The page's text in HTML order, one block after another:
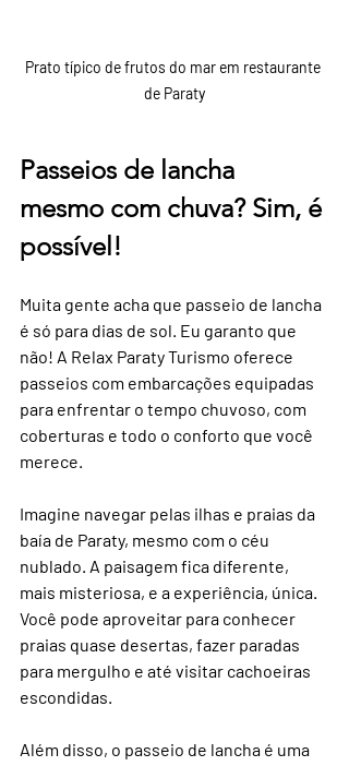
Prato típico de frutos do mar em restaurante
de Paraty
Passeios de lancha
mesmo com chuva? Sim, é
possível!
Muita gente acha que passeio de lancha
é só para dias de sol. Eu garanto que
não! A Relax Paraty Turismo oferece
passeios com embarcações equipadas
para enfrentar o tempo chuvoso, com
coberturas e todo o conforto que você
merece.
Imagine navegar pelas ilhas e praias da
baía de Paraty, mesmo com o céu
nublado. A paisagem fica diferente,
mais misteriosa, e a experiência, única.
Você pode aproveitar para conhecer
praias quase desertas, fazer paradas
para mergulho e até visitar cachoeiras
escondidas.
Além disso, o passeio de lancha é uma